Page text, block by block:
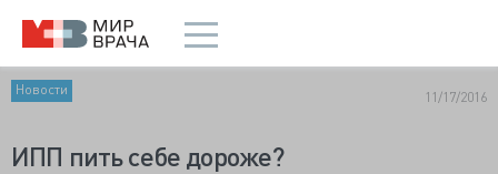
Новости 11/17/2016
ИПП пить себе дороже?